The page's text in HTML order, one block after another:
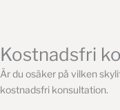
Kostnadsfri
Är du osäker på vilken
kostnadsfri konsultation.